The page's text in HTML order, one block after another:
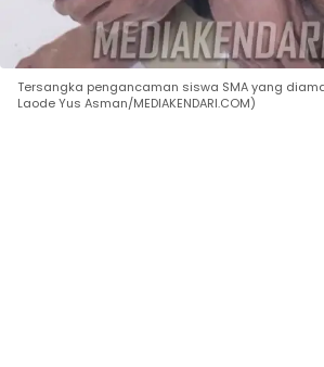
Tersangka pengancaman siswa SMA yang
Laode Yus Asman/MEDIAKENDARI.COM)